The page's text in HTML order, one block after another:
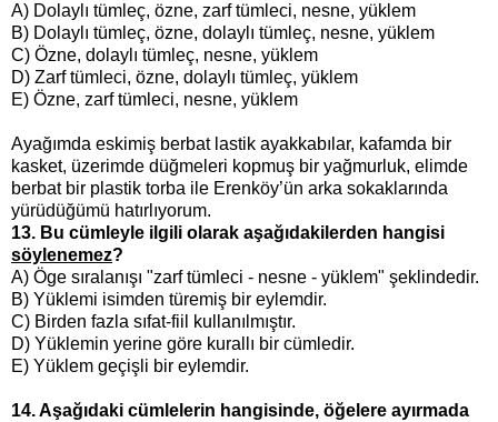
A) Dolaylı tümleç, özne, zarf tümleci, nesne, yüklem
B) Dolaylı tümleç, özne, dolaylı tümleç, nesne, yüklem
C) Özne, dolaylı tümleç, nesne, yüklem
D) Zarf tümleci, özne, dolaylı tümleç, yüklem
E) Özne, zarf tümleci, nesne, yüklem
Ayağımda eskimiş berbat lastik ayakkabılar, kafamda bir
kasket, üzerimde düğmeleri kopmuş bir yağmurluk, elimde
berbat bir plastik torba ile Erenköy’ün arka sokaklarında
yürüdüğümü hatırlıyorum.
13. Bu cümleyle ilgili olarak aşağıdakilerden hangisi
söylenemez?
A) Öge sıralanışı "zarf tümleci - nesne - yüklem" şeklindedir.
B) Yüklemi isimden türemiş bir eylemdir.
C) Birden fazla sıfat-fiil kullanılmıştır.
D) Yüklemin yerine göre kurallı bir cümledir.
E) Yüklem geçişli bir eylemdir.
14. Aşağıdaki cümlelerin hangisinde, öğelere ayırmada